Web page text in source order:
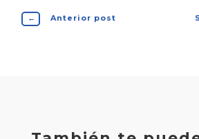
← Anterior post